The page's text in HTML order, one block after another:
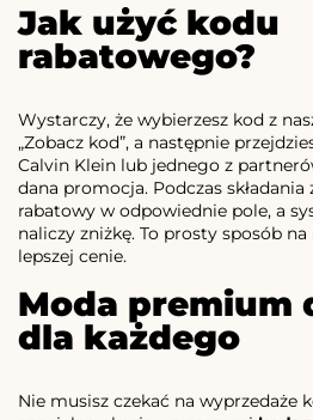
Jak użyć kodu
rabatowego?
Wystarczy, że wybierzesz kod z
„Zobacz kod”, a następnie
Calvin Klein lub jednego z
dana promocja. Podczas
rabatowy w odpowiednie pole, a
naliczy zniżkę. To prosty sposób
lepszej cenie.
Moda premium
dla każdego
Nie musisz czekać na wyprzedaże